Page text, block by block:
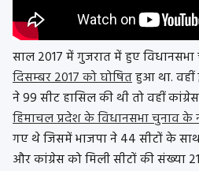
साल 2017 में गुजरात में हुए विधानसभा
दिसम्बर 2017 को घोषितहुआ था. वहीं
ने 99 सीट हासिल की थी तो वहीं
हिमाचल प्रदेश के विधानसभा चुनाव के
गए थे जिसमें भाजपा ने 44 सीटों के
और कांग्रेस को मिली सीटों की संख्या